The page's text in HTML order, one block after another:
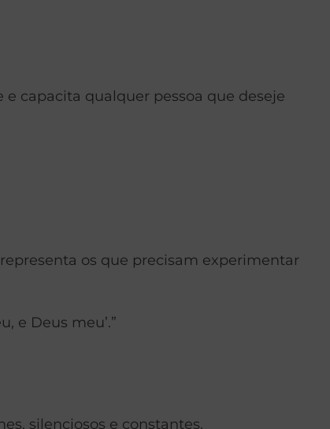
capacita qualquer pessoa que deseje
os que precisam experimentar
e Deus meu’.”
silenciosos e constantes.